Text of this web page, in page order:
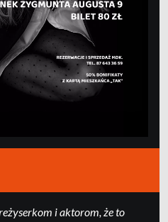
i aktorom, że to